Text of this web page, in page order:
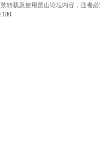
转载及使用昆山论坛内容，违者必